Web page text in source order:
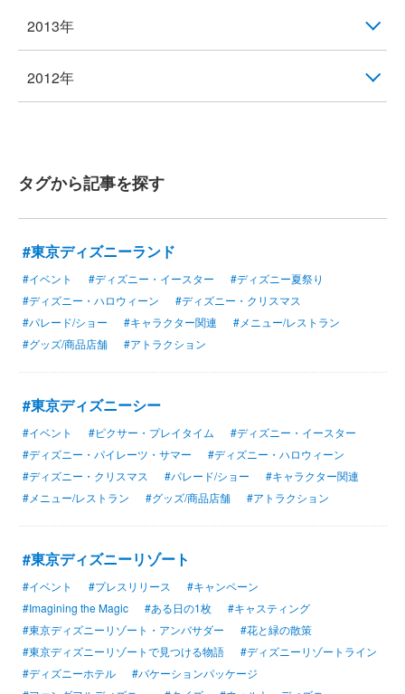
2013年
2012年
タグから記事を探す
#東京ディズニーランド
#イベント #ディズニー・イースター
#ディズニー夏祭り
#ディズニー・ハロウィーン
#ディズニー・クリスマス
#パレード/ショー
#キャラクター関連
#メニュー/レストラン
#グッズ/商品店舗
#アトラクション
#東京ディズニーシー
#イベント #ピクサー・プレイタイム
#ディズニー・イースター
#ディズニー・パイレーツ・サマー
#ディズニー・ハロウィーン
#ディズニー・クリスマス
#パレード/ショー
#キャラクター関連
#メニュー/レストラン
#グッズ/商品店舗 #アトラクション
#東京ディズニーリゾート
#イベント #プレスリリース
#キャンペーン
#Imagining the Magic
#ある日の1枚
#キャスティング
#東京ディズニーリゾート・アンバサダー
#花と緑の散策
#東京ディズニーリゾートで見つける物語
#ディズニーリゾートライン
#ディズニーホテル
#バケーションパッケージ